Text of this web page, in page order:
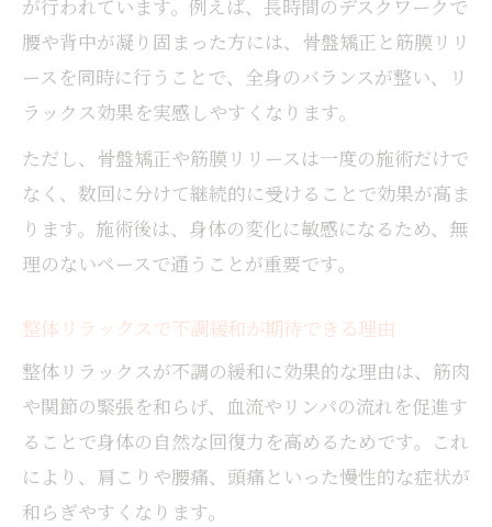
が行われています。例えば、長時間のデスクワークで
腰や背中が凝り固まった方には、骨盤矯正と筋膜リリ
ースを同時に行うことで、全身のバランスが整い、リ
ラックス効果を実感しやすくなります。
ただし、骨盤矯正や筋膜リリースは一度の施術だけで
なく、数回に分けて継続的に受けることで効果が高ま
ります。施術後は、身体の変化に敏感になるため、無
理のないペースで通うことが重要です。
整体リラックスで不調緩和が期待できる理由
整体リラックスが不調の緩和に効果的な理由は、筋肉
や関節の緊張を和らげ、血流やリンパの流れを促進す
ることで身体の自然な回復力を高めるためです。これ
により、肩こりや腰痛、頭痛といった慢性的な症状が
和らぎやすくなります。